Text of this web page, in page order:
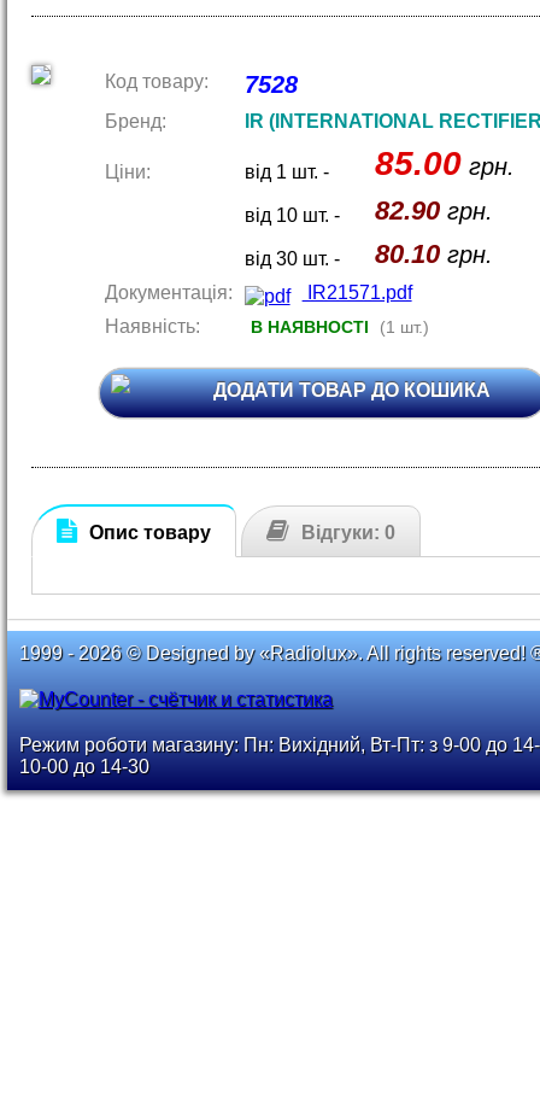
Код товару: 7528
Бренд: IR (INTERNATIONAL
Ціни: від 1 шт. - 85.00грн.
від 10 шт. - 82.90грн.
від 30 шт. - 80.10грн.
Документація:
IR21571.pdf
Наявність:
В НАЯВНОСТІ (1 шт.)
ДОДАТИ ТОВАР ДО КОШИКА
Опис товару Відгуки: 0
1999 - 2026 © Designed by «Radiolux». All rights reserved!
Режим роботи магазину: Пн: Вихідний, Вт-Пт: з 9-00 до
10-00 до 14-30